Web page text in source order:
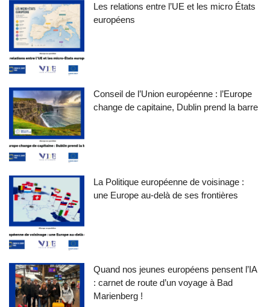
Les relations entre l’UE et les micro États
européens
Conseil de l’Union européenne : l’Europe
change de capitaine, Dublin prend la barre
La Politique européenne de voisinage :
une Europe au-delà de ses frontières
Quand nos jeunes européens pensent l’IA
: carnet de route d’un voyage à Bad
Marienberg !